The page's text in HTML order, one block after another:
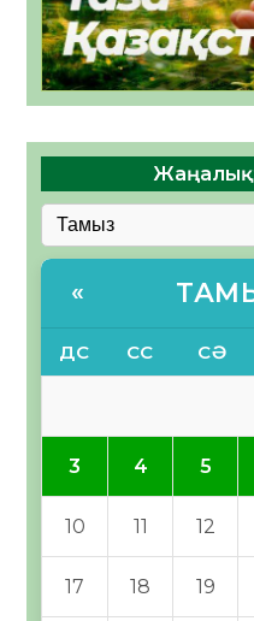
«
ДС СС СӘ
3 4 5
10 11 12
17 18 19